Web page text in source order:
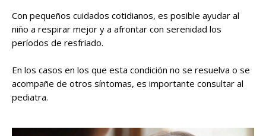
Con pequeños cuidados cotidianos, es posible ayudar al
niño a respirar mejor y a afrontar con serenidad los
períodos de resfriado.
En los casos en los que esta condición no se resuelva o se
acompañe de otros síntomas, es importante consultar al
pediatra.